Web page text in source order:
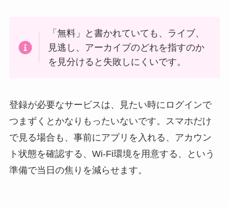
「無料」と書かれていても、ライブ、
見逃し、アーカイブのどれを指すのか
を見分けると失敗しにくいです。
登録が必要なサービスは、見たい時にログインで
つまずくとかなりもったいないです。スマホだけ
で見る場合も、事前にアプリを入れる、アカウン
ト状態を確認する、Wi-Fi環境を用意する、という
準備で当日の焦りを減らせます。